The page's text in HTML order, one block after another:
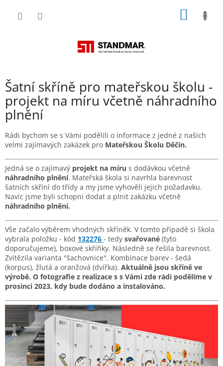
Šatní skříně pro mateřskou školu -
projekt na míru včetně náhradního
plnění
Rádi bychom se s Vámi podělili o informace z jedné z našich
velmi zajímavých zakázek pro Mateřskou Školu Děčín.
Jedná se o zajímavý projekt na míru s dodávkou včetně
náhradního plnění. Mateřská škola si navrhla barevnost
šatních skříní do třídy a my jsme vyhověli jejich požadavku.
Navíc jsme byli schopni dodat a plnit zakázku včetně
náhradního plnění.
Vše začalo výběrem vhodných skříněk. V tomto případě si škola
vybrala položku - kód 132276 - tedy svařované (tyto
doporučujeme), boxové skříňky. Následně se řešila barevnost.
Zvítězila varianta "šachovnice". Kombinace barev - šedá
(korpus), žlutá a oranžová (dvířka). Aktuálně jsou skříně ve
výrobě. O fotografie z realizace s s Vámi zde rádi podělíme v
prosinci 2023, kdy bude dodáno a instalováno.